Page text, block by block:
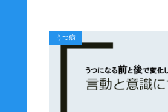
うつ病